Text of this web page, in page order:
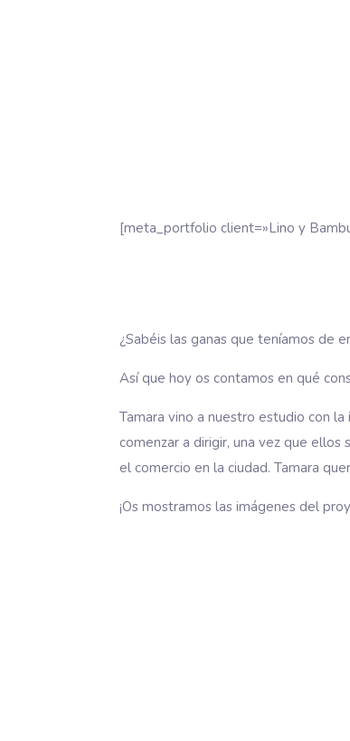
[meta_portfolio client=»Lino y
¿Sabéis las ganas que teníamos de
Así que hoy os contamos en qué
Tamara vino a nuestro estudio con
comenzar a dirigir, una vez que
el comercio en la ciudad. Tamara
¡Os mostramos las imágenes del